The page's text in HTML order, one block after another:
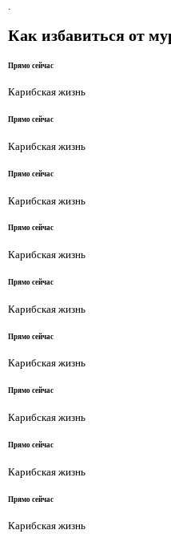
.
Как избавиться от
Прямо сейчас
Карибская жизнь
Прямо сейчас
Карибская жизнь
Прямо сейчас
Карибская жизнь
Прямо сейчас
Карибская жизнь
Прямо сейчас
Карибская жизнь
Прямо сейчас
Карибская жизнь
Прямо сейчас
Карибская жизнь
Прямо сейчас
Карибская жизнь
Прямо сейчас
Карибская жизнь